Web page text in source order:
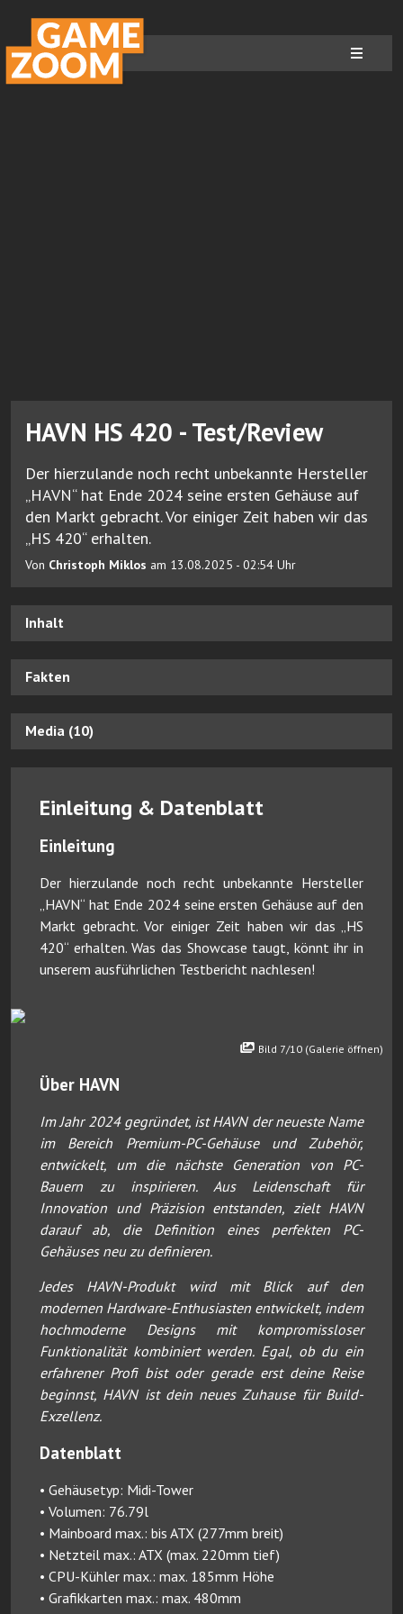
HAVN HS 420 - Test/Review
Der hierzulande noch recht unbekannte Hersteller
„HAVN“ hat Ende 2024 seine ersten Gehäuse auf
den Markt gebracht. Vor einiger Zeit haben wir das
„HS 420“ erhalten.
Von Christoph Miklos am 13.08.2025 - 02:54 Uhr
Inhalt
Fakten
Media (10)
Einleitung & Datenblatt
Einleitung
Der hierzulande noch recht unbekannte Hersteller
„HAVN“ hat Ende 2024 seine ersten Gehäuse auf den
Markt gebracht. Vor einiger Zeit haben wir das „HS
420“ erhalten. Was das Showcase taugt, könnt ihr in
unserem ausführlichen Testbericht nachlesen!
Bild 7/10 (Galerie öffnen)
Über HAVN
Im Jahr 2024 gegründet, ist HAVN der neueste Name
im Bereich Premium-PC-Gehäuse und Zubehör,
entwickelt, um die nächste Generation von PC-
Bauern zu inspirieren. Aus Leidenschaft für
Innovation und Präzision entstanden, zielt HAVN
darauf ab, die Definition eines perfekten PC-
Gehäuses neu zu definieren.
Jedes HAVN-Produkt wird mit Blick auf den
modernen Hardware-Enthusiasten entwickelt, indem
hochmoderne Designs mit kompromissloser
Funktionalität kombiniert werden. Egal, ob du ein
erfahrener Profi bist oder gerade erst deine Reise
beginnst, HAVN ist dein neues Zuhause für Build-
Exzellenz.
Datenblatt
• Gehäusetyp: Midi-Tower
• Volumen: 76.79l
• Mainboard max.: bis ATX (277mm breit)
• Netzteil max.: ATX (max. 220mm tief)
• CPU-Kühler max.: max. 185mm Höhe
• Grafikkarten max.: max. 480mm